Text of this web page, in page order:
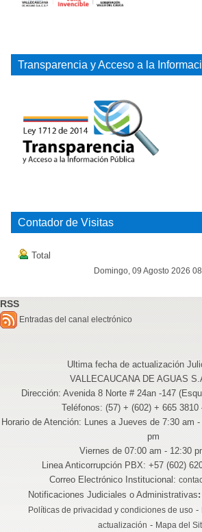
Transparencia y Acceso a la
Contador de Visitas
Total
Domingo, 09 Agosto 2026
RSS
Entradas del canal electrónico
Ultima fecha de actualización
VALLECAUCANA DE AGUAS
Dirección: Avenida 8 Norte # 24an -147
Teléfonos: (57) + (602) + 665 3810
Horario de Atención: Lunes a Jueves de 7:30 am
pm
Viernes de 07:00 am - 12:30 pm /
Linea Anticorrupción PBX: +57 (602)
Correo Electrónico Institucional:
Notificaciones Judiciales o Administrativas:
Políticas de privacidad y condiciones de uso -
actualización - Mapa del